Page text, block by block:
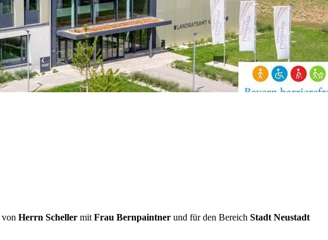
von Herrn Scheller mitFrau Bernpaintner und für den Bereich Stadt Neustadt